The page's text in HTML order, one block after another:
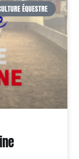
ÉQUESTRE